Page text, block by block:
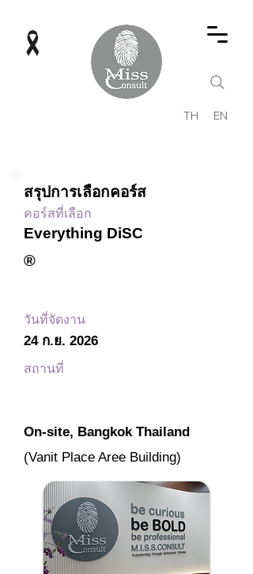
TH EN
สรุปการเลือกคอร์ส
คอร์สที่เลือก
Everything DiSC
®
วันที่จัดงาน
24 ก.ย. 2026
สถานที่
On-site, Bangkok Thailand
(Vanit Place Aree Building)